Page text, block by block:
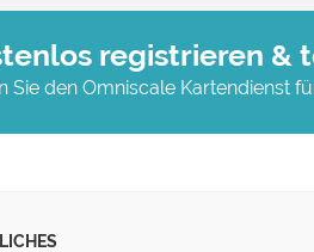
registrieren &
Sie den Omniscale Kartendienst